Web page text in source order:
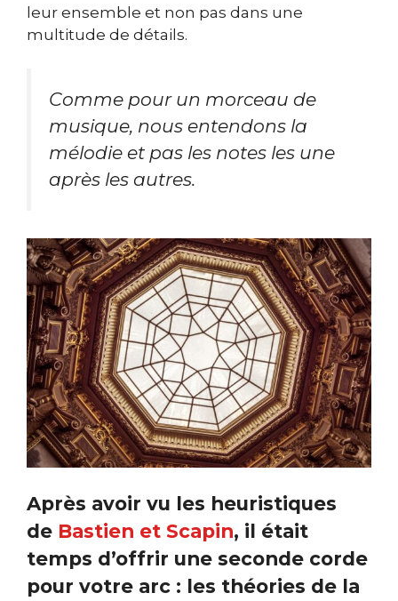
leur ensemble et non pas dans une
multitude de détails.
Comme pour un morceau de
musique, nous entendons la
mélodie et pas les notes les une
après les autres.
Après avoir vu les heuristiques
de Bastien et Scapin, il était
temps d’offrir une seconde corde
pour votre arc : les théories de la